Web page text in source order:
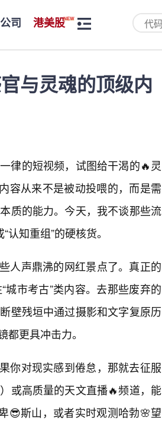
公司 港美股
与灵魂的顶级内
律的短视频，试图给干渴的🔥灵
容从来不是被动投喂的，而是需
质的能力。今天，我不谈那些流
知重组”的硬核货。
人声鼎沸的网红景点了。真正的
市考古”类内容。去那些废弃的
壁残垣中通过摄影和文字复原历
更具冲击力。
你对现实感到倦怠，那就去征服
或高质量的天文直播🔥频道，能
😎斯山，或者实时观测哈勃🌸望